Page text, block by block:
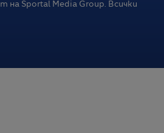
на Sportal Media Group. Всички